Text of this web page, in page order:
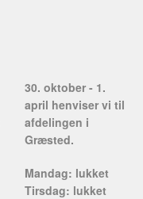
30. oktober - 1.
april henviser vi til
afdelingen i
Græsted.
Mandag: lukket
Tirsdag: lukket